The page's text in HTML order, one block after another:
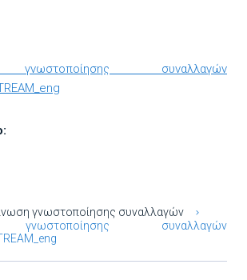
γνωστοποίησης συναλλαγών
γνωστοποίησης συναλλαγών
γνωστοποίησης συναλλαγών